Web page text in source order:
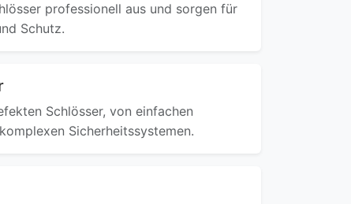
professionell aus und sorgen für
Schutz.
Schlösser, von einfachen
Sicherheitssystemen.